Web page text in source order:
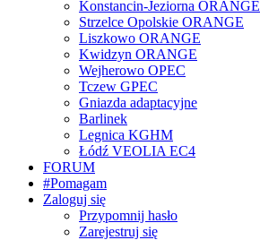
Konstancin-Jeziorna ORANGE
Strzelce Opolskie ORANGE
Liszkowo ORANGE
Kwidzyn ORANGE
Wejherowo OPEC
Tczew GPEC
Gniazda adaptacyjne
Barlinek
Legnica KGHM
Łódź VEOLIA EC4
FORUM
#Pomagam
Zaloguj się
Przypomnij hasło
Zarejestruj się